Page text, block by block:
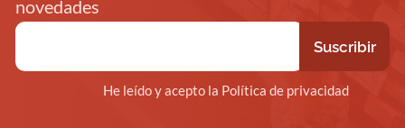
novedades
He leído y acepto la Política de privacidad